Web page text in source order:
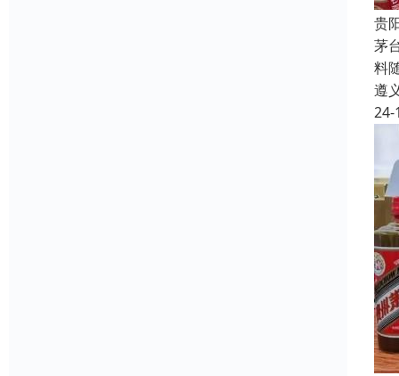
贵
茅
料
遵
24-